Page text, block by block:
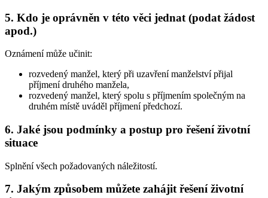
5. Kdo je oprávněn v této věci jednat (podat žádost
apod.)
Oznámení může učinit:
rozvedený manžel, který při uzavření manželství přijal
příjmení druhého manžela,
rozvedený manžel, který spolu s příjmením společným na
druhém místě uváděl příjmení předchozí.
6. Jaké jsou podmínky a postup pro řešení životní
situace
Splnění všech požadovaných náležitostí.
7. Jakým způsobem můžete zahájit řešení životní